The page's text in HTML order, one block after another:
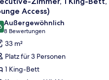
Access)
von 10
Außergewöhnlich
8 Bewertungen
(8
Bewertungen)
33 m²
Platz für 3 Personen
1 King-Bett